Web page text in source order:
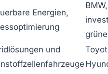
Energien,
und